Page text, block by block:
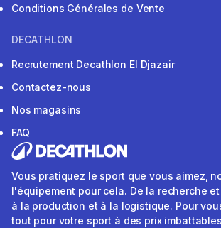
Conditions Générales de Vente
DECATHLON
Recrutement Decathlon El Djazair
Contactez-nous
Nos magasins
FAQ
Vous pratiquez le sport que vous aimez,
l'équipement pour cela. De la recherche
à la production et à la logistique. Pour
tout pour votre sport à des prix